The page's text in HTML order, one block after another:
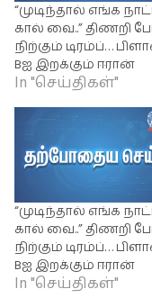
“முடிந்தால் எங்க
கால் வை..” திணறி
நிற்கும் டிரம்ப்…
Bஐ இறக்கும் ஈரான்
In "செய்திகள்"
“முடிந்தால் எங்க
கால் வை..” திணறி
நிற்கும் டிரம்ப்…
Bஐ இறக்கும் ஈரான்
In "செய்திகள்"